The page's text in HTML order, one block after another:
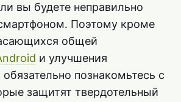
вы будете неправильно
Поэтому кроме
общей
и улучшения
познакомьтесь с
защитят твердотельный